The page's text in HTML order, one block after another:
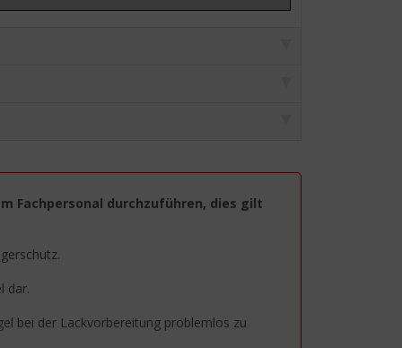
Fachpersonal durchzuführen, dies gilt
dar.
bei der Lackvorbereitung problemlos zu